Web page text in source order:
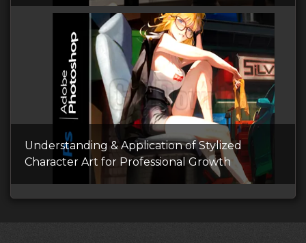
Understanding & Application of Stylized
Character Art for Professional Growth